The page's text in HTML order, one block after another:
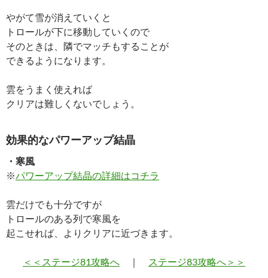
やがて雪が消えていくと
トロールが下に移動していくので
そのときは、隣でマッチもすることが
できるようになります。
雲をうまく使えれば
クリアは難しくないでしょう。
効果的なパワーアップ結晶
・寒風
※パワーアップ結晶の詳細はコチラ
雲だけでも十分ですが
トロールのある列で寒風を
起こせれば、よりクリアに近づきます。
＜＜ステージ81攻略へ ｜ ステージ83攻略へ＞＞